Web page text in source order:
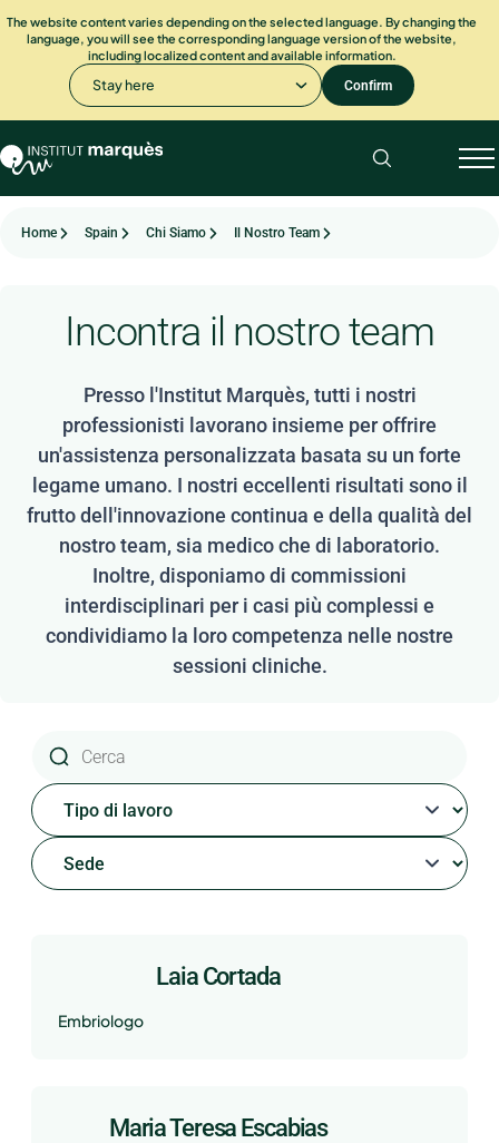
The website content varies depending on the selected language. By changing the
language, you will see the corresponding language version of the website,
including localized content and available information.
Stay here Confirm
Home Spain Chi Siamo Il Nostro Team
Incontra il nostro team
Presso l'Institut Marquès, tutti i nostri
professionisti lavorano insieme per offrire
un'assistenza personalizzata basata su un forte
legame umano. I nostri eccellenti risultati sono il
frutto dell'innovazione continua e della qualità del
nostro team, sia medico che di laboratorio.
Inoltre, disponiamo di commissioni
interdisciplinari per i casi più complessi e
condividiamo la loro competenza nelle nostre
sessioni cliniche.
Laia Cortada
Embriologo
Maria Teresa Escabias